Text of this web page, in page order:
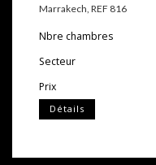
Marrakech, REF 816
Nbre chambres
Secteur
Prix
Détails